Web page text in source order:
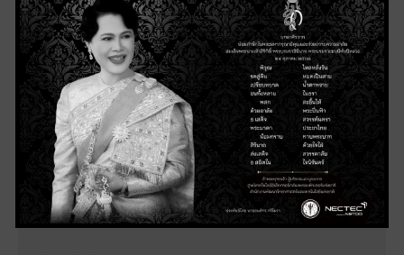
About SMC
Services
Testbed
Research
Publications
News & Events